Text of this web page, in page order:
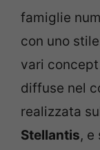
famiglie
con uno
vari
diffuse nel
realizzata
Stellantis, e